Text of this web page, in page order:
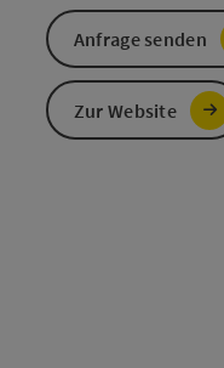
Anfrage senden
Zur Website